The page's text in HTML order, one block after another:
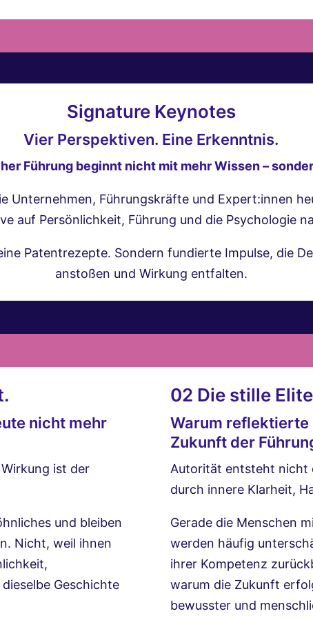
Signature Keynotes
Vier Perspektiven. Eine Erkenntnis.
Führung beginnt nicht mit mehr Wissen –
Unternehmen, Führungskräfte und Expert:innen
auf Persönlichkeit, Führung und die Psychologie
Patentrezepte. Sondern fundierte Impulse, die
anstoßen und Wirkung entfalten.
nicht mehr
ist der
und bleiben
Nicht, weil ihnen
Geschichte
02 Die stille
Warum reflektierte
Zukunft der
Autorität entsteht nicht
durch innere Klarheit,
Gerade die Menschen
werden häufig
ihrer Kompetenz
warum die Zukunft
bewusster und